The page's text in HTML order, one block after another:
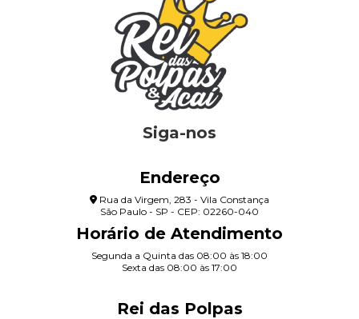
Siga-nos
Endereço
Rua da Virgem, 283 - Vila Constança
São Paulo - SP - CEP: 02260-040
Horário de Atendimento
Segunda a Quinta das 08:00 às 18:00
Sexta das 08:00 às 17:00
Rei das Polpas